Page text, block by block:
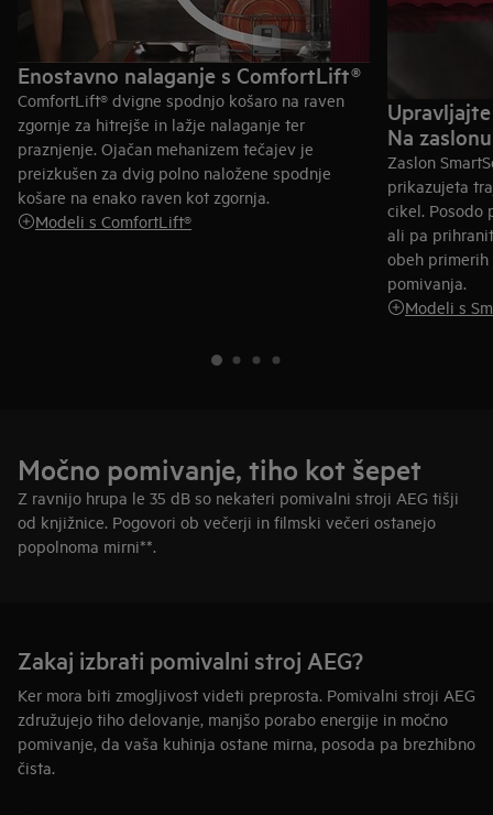
Enostavno nalaganje s ComfortLift®
ComfortLift® dvigne spodnjo košaro na raven
zgornje za hitrejše in lažje nalaganje ter
praznjenje. Ojačan mehanizem tečajev je
preizkušen za dvig polno naložene spodnje
košare na enako raven kot zgornja.
Modeli s ComfortLift®
Na
Zaslon
prikazujeta
cikel. Posodo
ali pa
obeh
pomivanja.
Modeli s
Močno pomivanje, tiho kot šepet
Z ravnijo hrupa le 35 dB so nekateri pomivalni stroji AEG tišji
od knjižnice. Pogovori ob večerji in filmski večeri ostanejo
popolnoma mirni**.
Zakaj izbrati pomivalni stroj AEG?
Ker mora biti zmogljivost videti preprosta. Pomivalni stroji AEG
združujejo tiho delovanje, manjšo porabo energije in močno
pomivanje, da vaša kuhinja ostane mirna, posoda pa brezhibno
čista.